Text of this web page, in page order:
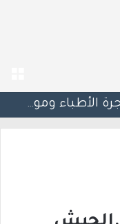
مسؤول إسرائيلي: الحكومة اللبنانية وافقت على وجود الجيش الإسرائيلي داخل أراضيها